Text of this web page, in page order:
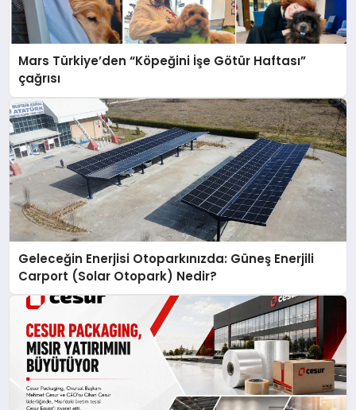
Mars Türkiye’den “Köpeğini İşe Götür Haftası”
çağrısı
Geleceğin Enerjisi Otoparkınızda: Güneş Enerjili
Carport (Solar Otopark) Nedir?